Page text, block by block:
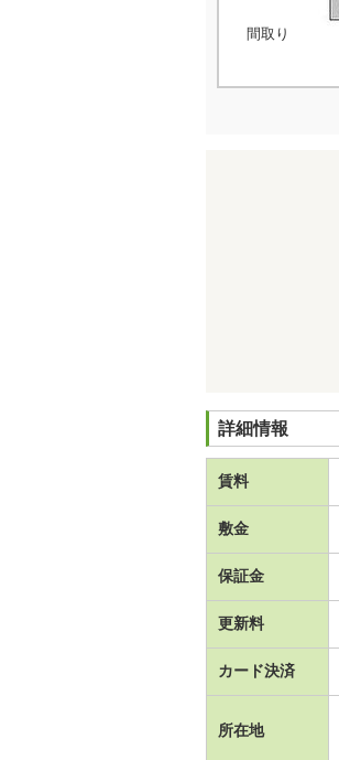
間取り
詳細情報
賃料
敷金
保証金
更新料
カード決済
所在地